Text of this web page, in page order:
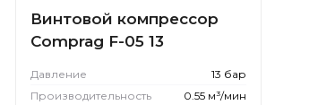
Винтовой компрессор
Comprag F-05 13
Давление
13 бар
Производительность
0.55 м³/мин